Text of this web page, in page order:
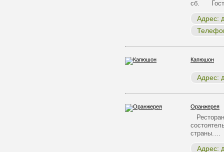
сб.
Адрес:
Капюшон
Адрес:
Оранжерея
страны.…
Адрес: